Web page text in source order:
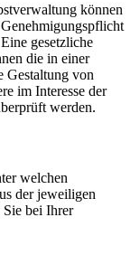
können
gesetzliche
die in einer
Gestaltung von
im Interesse der
werden.
welchen
der jeweiligen
Sie bei Ihrer